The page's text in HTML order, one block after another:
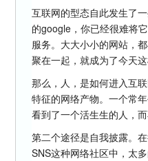
互联网的型态自此发生了
的google，你已经很难将
服务。大大小小的网站，
聚在一起，就成为了今天
那么，人，是如何进入互
特征的网络产物。一个常
看到了一个活生生的人，
第二个途径是自我披露。
SNS这种网络社区中，太